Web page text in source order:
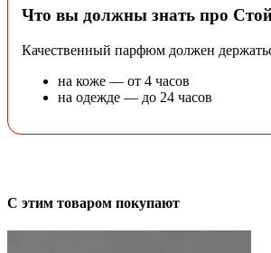
Что вы должны знать про
Качественный парфюм должен
на коже — от 4 часов
на одежде — до 24 часов
С этим товаром покупают